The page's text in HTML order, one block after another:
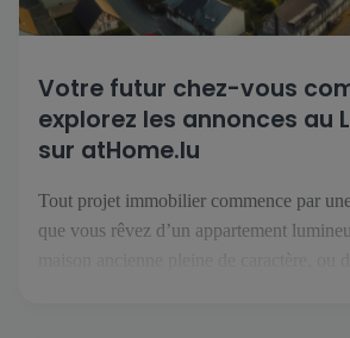
Votre futur chez-vous
explorez les annonces au
sur atHome.lu
Tout projet immobilier commence par
que vous rêvez d’un appartement